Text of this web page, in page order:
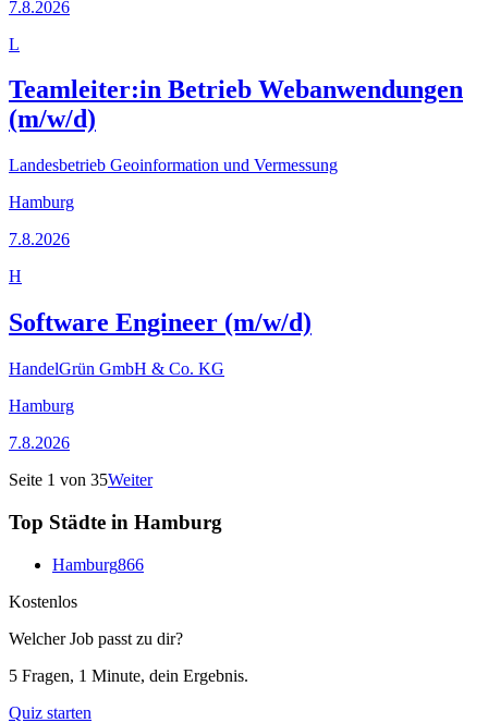
7.8.2026
L
Teamleiter:in Betrieb Webanwendungen
(m/w/d)
Landesbetrieb Geoinformation und Vermessung
Hamburg
7.8.2026
H
Software Engineer (m/w/d)
HandelGrün GmbH & Co. KG
Hamburg
7.8.2026
Seite 1 von 35Weiter
Top Städte in Hamburg
Hamburg866
Kostenlos
Welcher Job passt zu dir?
5 Fragen, 1 Minute, dein Ergebnis.
Quiz starten